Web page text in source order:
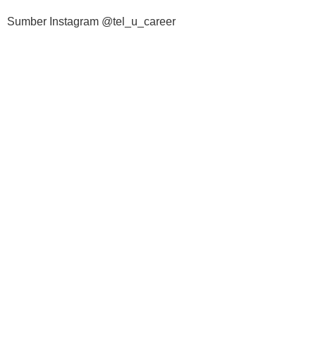
Sumber Instagram @tel_u_career